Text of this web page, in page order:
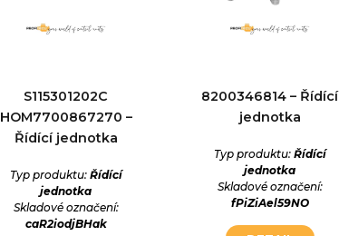
S115301202C
HOM7700867270 –
Řídící jednotka
Typ produktu: Řídící
jednotka
Skladové označení:
caR2iodjBHak
8200346814 – Řídící
jednotka
Typ produktu: Řídící
jednotka
Skladové označení:
fPiZiAel59NO